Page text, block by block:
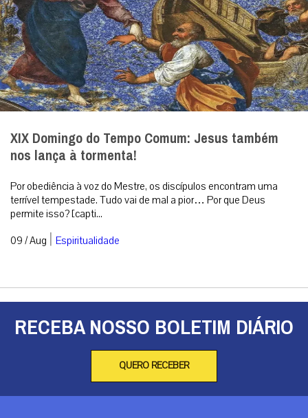
XIX Domingo do Tempo Comum: Jesus também
nos lança à tormenta!
Por obediência à voz do Mestre, os discípulos encontram uma
terrível tempestade. Tudo vai de mal a pior… Por que Deus
permite isso? [capti...
09 / Aug | Espiritualidade
RECEBA NOSSO BOLETIM DIÁRIO
QUERO RECEBER